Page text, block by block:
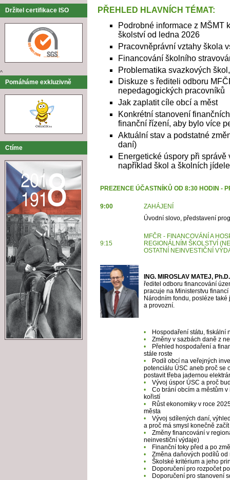
Držitel certifikace ISO
^
Pomáháme exkluzivně
Ctíme
PŘEHLED HLAVNÍCH TÉMAT:
Podrobné informace z MŠMT
školství od ledna 2026
Pracovněprávní vztahy škola
Financování školního
Problematika svazkových
Diskuze s řediteli odboru
nepedagogických pracovníků
Jak zaplatit cíle obcí a měst
Konkrétní stanovení
finanční řízení, aby bylo více
Aktuální stav a podstatné
daní)
Energetické úspory při
například škol a školních
PREZENCE ÚČASTNÍKŮ OD 8:30 HODIN -
9:00
ZAHÁJENÍ
Úvodní slovo, představení
9:15
MFČR - FINANCOVÁNÍ A
REGIONÁLNÍM ŠKOLSTVÍ
OSTATNÍ NEINVESTIČNÍ
ING. MIROSLAV MATEJ, Ph.D.
ředitel odboru financování
pracuje na Ministerstvu
Národním fondu, posléze
a provozní.
•
Hospodaření státu, fiskální
•
Změny v sazbách daně z
•
Přehled hospodaření a
stále roste
•
Podíl obcí na veřejných
potenciálu ÚSC aneb proč se
postavit třeba jadernou
•
Vývoj úspor ÚSC a proč
•
Co brání obcím a městům
kořistí
•
Růst ekonomiky v roce
města
•
Vývoj sdílených daní,
a proč má smysl konečně
•
Změny financování v
neinvestiční výdaje)
•
Finanční toky před a po
•
Změna daňových podílů
• Školské kritérium a jeho
•
Doporučení pro rozpočet
•
Doporučení pro stanovení